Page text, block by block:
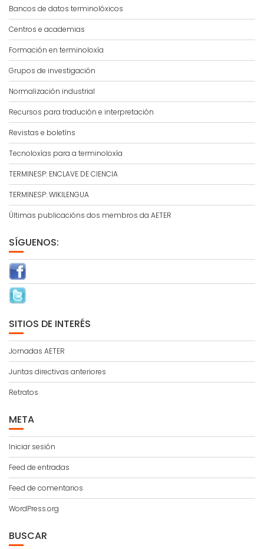
Bancos de datos terminolóxicos
Centros e academias
Formación en terminoloxía
Grupos de investigación
Normalización industrial
Recursos para tradución e interpretación
Revistas e boletíns
Tecnoloxías para a terminoloxía
TERMINESP: ENCLAVE DE CIENCIA
TERMINESP: WIKILENGUA
Últimas publicacións dos membros da AETER
SÍGUENOS:
SITIOS DE INTERÉS
Jornadas AETER
Juntas directivas anteriores
Retratos
META
Iniciar sesión
Feed de entradas
Feed de comentarios
WordPress.org
BUSCAR